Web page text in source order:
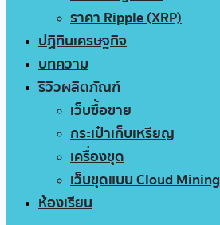
ราคา Ripple (XRP)
ปฏิทินเศรษฐกิจ
บทความ
รีวิวผลิตภัณฑ์
เว็บซื้อขาย
กระเป๋าเก็บเหรียญ
เครื่องขุด
เว็บขุดแบบ Cloud Mining
ห้องเรียน